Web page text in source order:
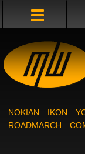
NOKIAN IKON
ROADMARCH